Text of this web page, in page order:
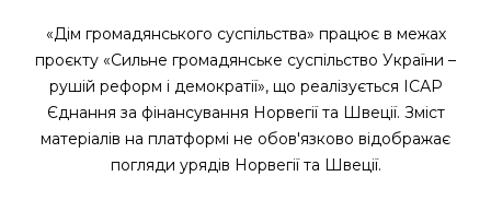
«Дім громадянського суспільства» працює в межах
проєкту «Сильне громадянське суспільство України –
рушій реформ і демократії», що реалізується ІСАР
Єднання за фінансування Норвегії та Швеції. Зміст
матеріалів на платформі не обов'язково відображає
погляди урядів Норвегії та Швеції.